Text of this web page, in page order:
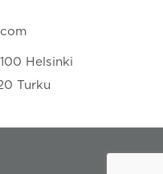
Helsinki
Turku